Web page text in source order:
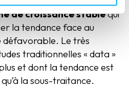
de croissance stablequi
la tendance face au
Le très
traditionnelles « data »
et dont la tendance est
la sous-traitance.